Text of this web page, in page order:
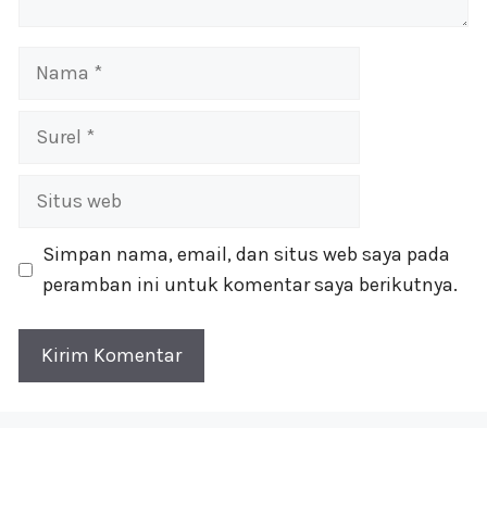
Nama
Surel
Situs
Simpan nama, email, dan situs web saya pada
peramban ini untuk komentar saya berikutnya.